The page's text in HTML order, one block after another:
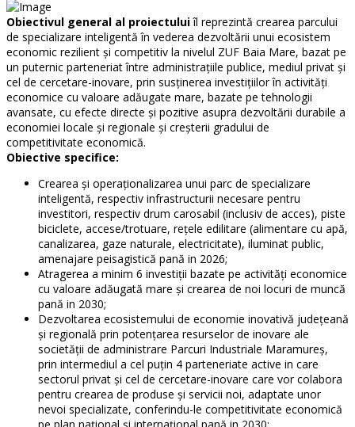
Obiectivul general al proiectuluiîl reprezintă crearea parcului
de specializare inteligentă în vederea dezvoltării unui ecosistem
economic rezilient și competitiv la nivelul ZUF Baia Mare, bazat pe
un puternic parteneriat între administrațiile publice, mediul privat și
cel de cercetare-inovare, prin susținerea investițiilor în activități
economice cu valoare adăugate mare, bazate pe tehnologii
avansate, cu efecte directe și pozitive asupra dezvoltării durabile a
economiei locale și regionale și creșterii gradului de
competitivitate economică.
Obiective specifice:
Crearea și operaționalizarea unui parc de specializare
inteligentă, respectiv infrastructurii necesare pentru
investitori, respectiv drum carosabil (inclusiv de acces), piste
biciclete, accese/trotuare, rețele edilitare (alimentare cu apă,
canalizarea, gaze naturale, electricitate), iluminat public,
amenajare peisagistică pană in 2026;
Atragerea a minim 6 investiții bazate pe activități economice
cu valoare adăugată mare și crearea de noi locuri de muncă
pană in 2030;
Dezvoltarea ecosistemului de economie inovativă județeană
și regională prin potențarea resurselor de inovare ale
societății de administrare Parcuri Industriale Maramureș,
prin intermediul a cel puțin 4 parteneriate active in care
sectorul privat și cel de cercetare-inovare care vor colabora
pentru crearea de produse și servicii noi, adaptate unor
nevoi specializate, conferindu-le competitivitate economică
pe plan național și internațional pană in 2030;